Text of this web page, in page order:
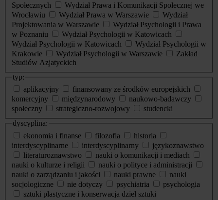
Społecznych
Wydział Prawa i Komunikacji Społecznej we
Wrocławiu
Wydział Prawa w Warszawie
Wydział
Projektowania w Warszawie
Wydział Psychologii i Prawa
w Poznaniu
Wydział Psychologii w Katowicach
Wydział Psychologii w Katowicach
Wydział Psychologii w
Krakowie
Wydział Psychologii w Warszawie
Zakład
Studiów Azjatyckich
typ:
aplikacyjny
finansowany ze środków europejskich
komercyjny
międzynarodowy
naukowo-badawczy
społeczny
strategiczno-rozwojowy
studencki
dyscyplina:
ekonomia i finanse
filozofia
historia
interdyscyplinarne
interdyscyplinarny
językoznawstwo
literaturoznawstwo
nauki o komunikacji i mediach
nauki o kulturze i religii
nauki o polityce i administracji
nauki o zarządzaniu i jakości
nauki prawne
nauki
socjologiczne
nie dotyczy psychiatria
psychologia
sztuki plastyczne i konserwacja dzieł sztuki